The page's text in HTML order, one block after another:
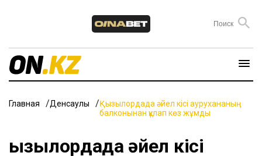
Главная Денсаулық
Қызылордада әйел кісі аурухананың
балконынан құлап көз жұмды
Қызылордада әйел кісі